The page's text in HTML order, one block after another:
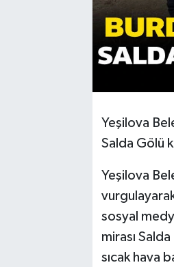
Yeşilova
Salda Gölü
Yeşilova
sosyal
mirası
sıcak hava